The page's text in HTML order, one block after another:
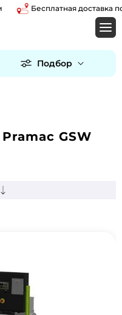
Бесплатная доставка по
Подбор
GSW